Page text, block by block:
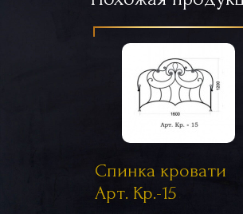
Спинка кровати
Арт. Кр.-15